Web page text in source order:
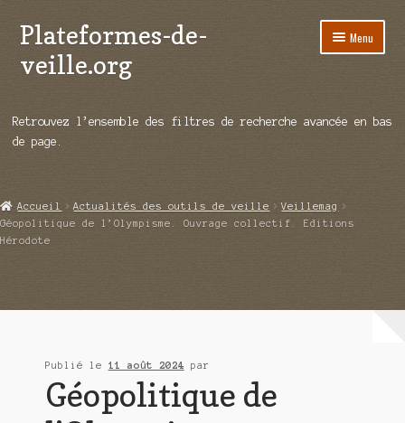
Aller
à
la
Aller
au
contenu
Plateformes-de-
veille.org
Menu
Répertoire d’ouitils
Démos vidéos
Qui sommes-nous ?
Retrouvez l’ensemble des filtres de recherche avancée en bas
de page.
Accueil Actualités des outils de veille
Veillemag
Géopolitique de l’Olympisme. Ouvrage collectif. Editions
Hérodote
Publié le 11 août 2024 par
Géopolitique de